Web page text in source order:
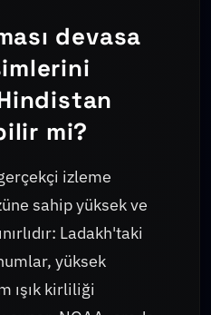
devasa
mi?
izleme
sahip yüksek ve
Ladakh'taki
yüksek
ışık kirliliği